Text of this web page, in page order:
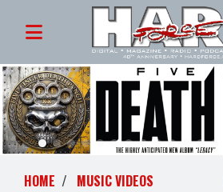
HOME MUSIC VIDEOS